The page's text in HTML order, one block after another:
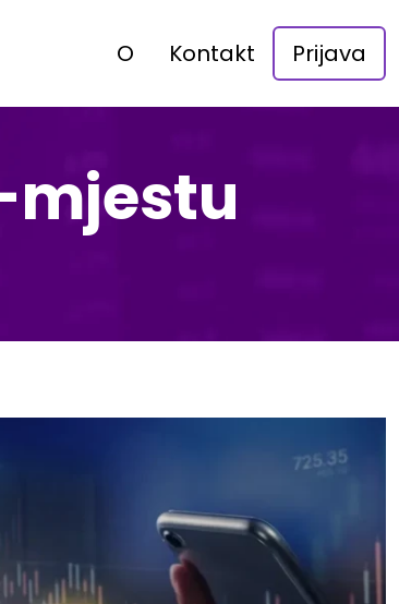
O Kontakt Prijava
mjestu